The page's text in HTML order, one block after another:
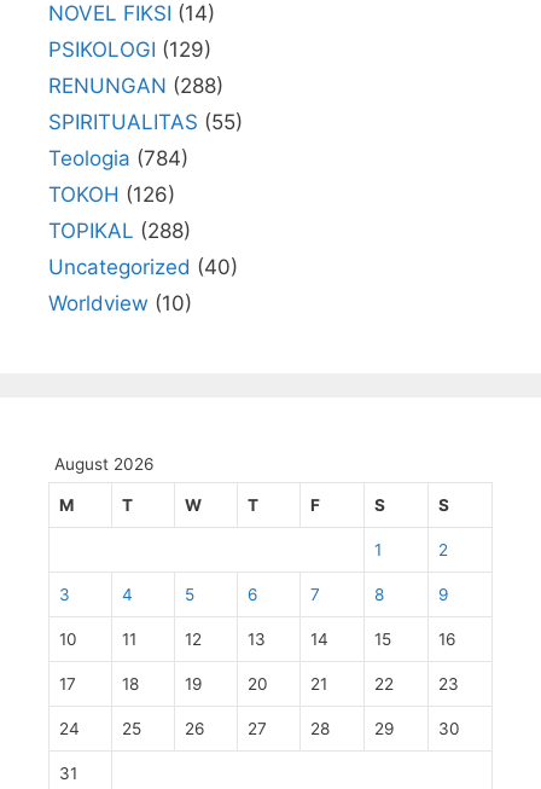
NOVEL FIKSI (14)
PSIKOLOGI (129)
RENUNGAN (288)
SPIRITUALITAS (55)
Teologia (784)
TOKOH (126)
TOPIKAL (288)
Uncategorized (40)
Worldview (10)
August 2026
M T W T F S S
1 2
3 4 5 6 7 8 9
10 11 12 13 14 15 16
17 18 19 20 21 22 23
24 25 26 27 28 29 30
31